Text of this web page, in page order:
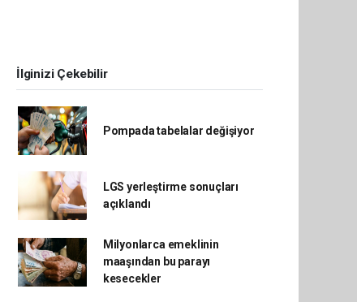
İlginizi Çekebilir
Pompada tabelalar değişiyor
LGS yerleştirme sonuçları
açıklandı
Milyonlarca emeklinin
maaşından bu parayı
kesecekler